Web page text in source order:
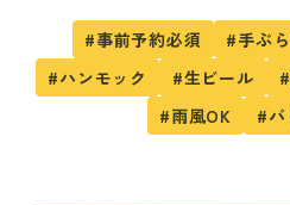
#事前予約必須 #手ぶ
#ハンモック
#生ビール
#雨風OK
#バ